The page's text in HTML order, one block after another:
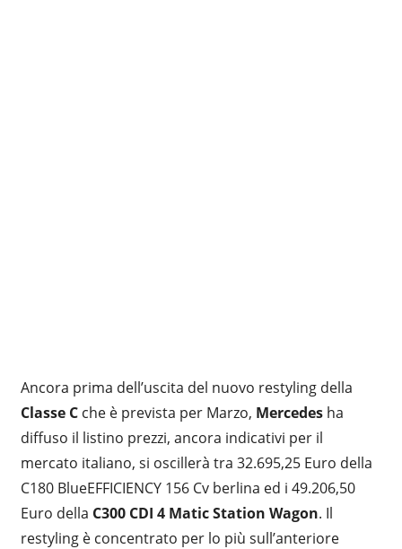
Ancora prima dell’uscita del nuovo restyling della
Classe Cche è prevista per Marzo, Mercedes ha
diffuso il listino prezzi, ancora indicativi per il
mercato italiano, si oscillerà tra 32.695,25 Euro della
C180 BlueEFFICIENCY 156 Cv berlina ed i 49.206,50
Euro della C300 CDI 4 Matic Station Wagon. Il
restyling è concentrato per lo più sull’anteriore